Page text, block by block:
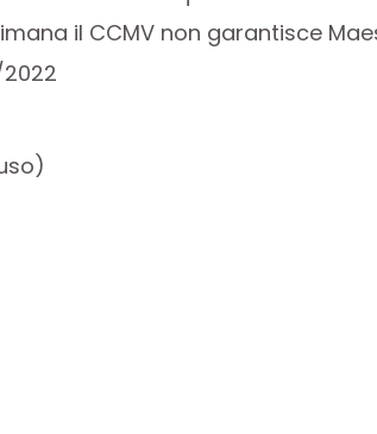
il CCMV non garantisce